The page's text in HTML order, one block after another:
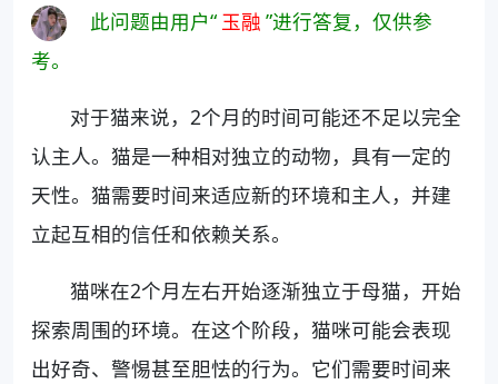
此问题由用户“ 玉融 ”进行答复，仅供参
考。
对于猫来说，2个月的时间可能还不足以完全
认主人。猫是一种相对独立的动物，具有一定的
天性。猫需要时间来适应新的环境和主人，并建
立起互相的信任和依赖关系。
猫咪在2个月左右开始逐渐独立于母猫，开始
探索周围的环境。在这个阶段，猫咪可能会表现
出好奇、警惕甚至胆怯的行为。它们需要时间来